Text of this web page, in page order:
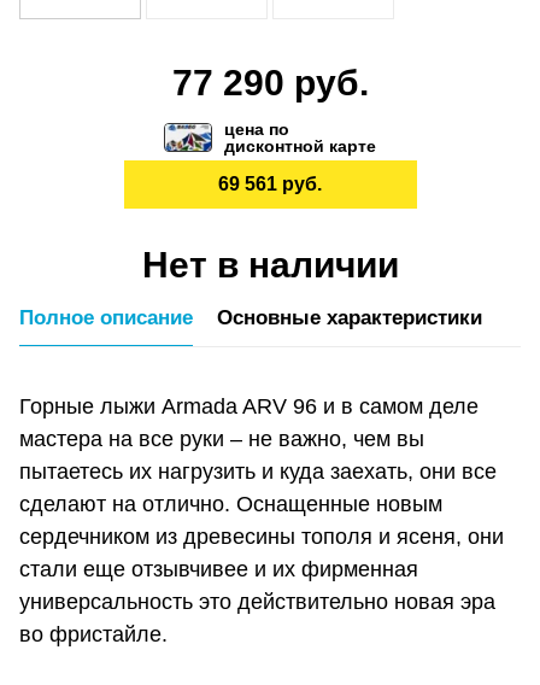
77 290 руб.
цена по
дисконтной карте
69 561 руб.
Нет в наличии
Полное описание Основные характеристики
Горные лыжи Armada ARV 96 и в самом деле
мастера на все руки – не важно, чем вы
пытаетесь их нагрузить и куда заехать, они все
сделают на отлично. Оснащенные новым
сердечником из древесины тополя и ясеня, они
стали еще отзывчивее и их фирменная
универсальность это действительно новая эра
во фристайле.